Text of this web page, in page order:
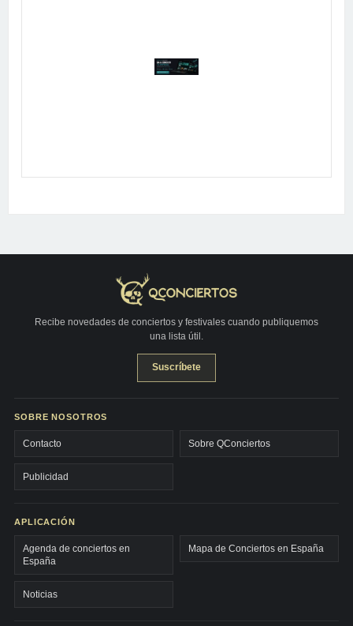
Publicidad
Recibe novedades de conciertos y festivales cuando publiquemos
una lista útil.
Suscríbete
SOBRE NOSOTROS
Contacto Sobre QConciertos
Publicidad
APLICACIÓN
Agenda de conciertos en
España
Mapa de Conciertos en España
Noticias